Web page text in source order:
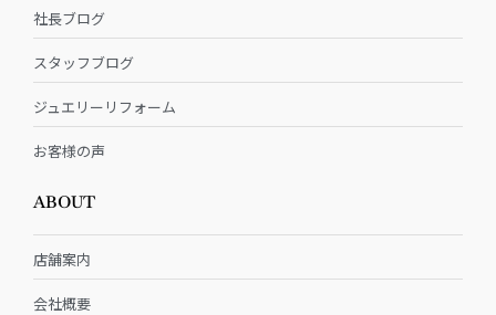
社長ブログ
スタッフブログ
ジュエリーリフォーム
お客様の声
ABOUT
店舗案内
会社概要